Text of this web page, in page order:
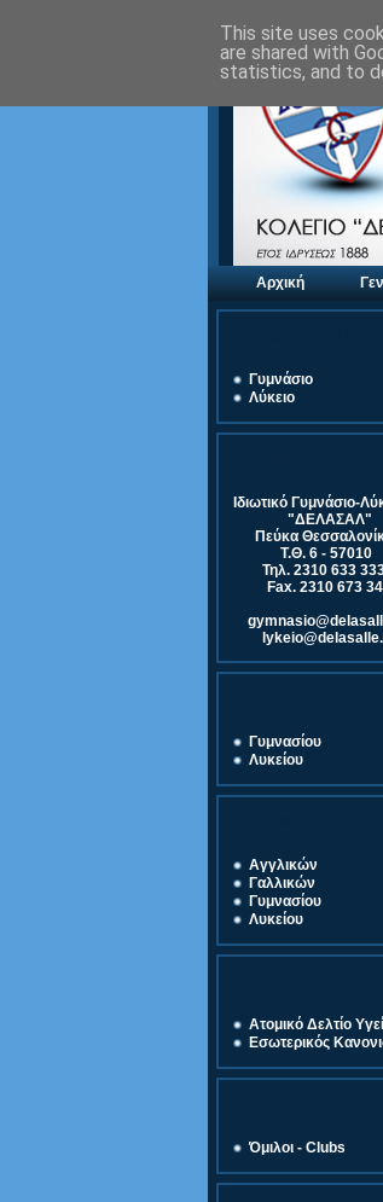
Αρχική
Γυμνάσιο
Λύκειο
Ιδιωτικό Γυμνάσιο-
"ΔΕΛΑΣΑΛ"
Πεύκα
Τ.Θ. 6 - 57010
Τηλ. 2310 633
Fax. 2310 673
Γυμνασίου
Λυκείου
Αγγλικών
Γαλλικών
Γυμνασίου
Λυκείου
Ατομικό Δελτίο
Εσωτερικός
Όμιλοι - Clubs
This site uses
are shared with
statistics, and to